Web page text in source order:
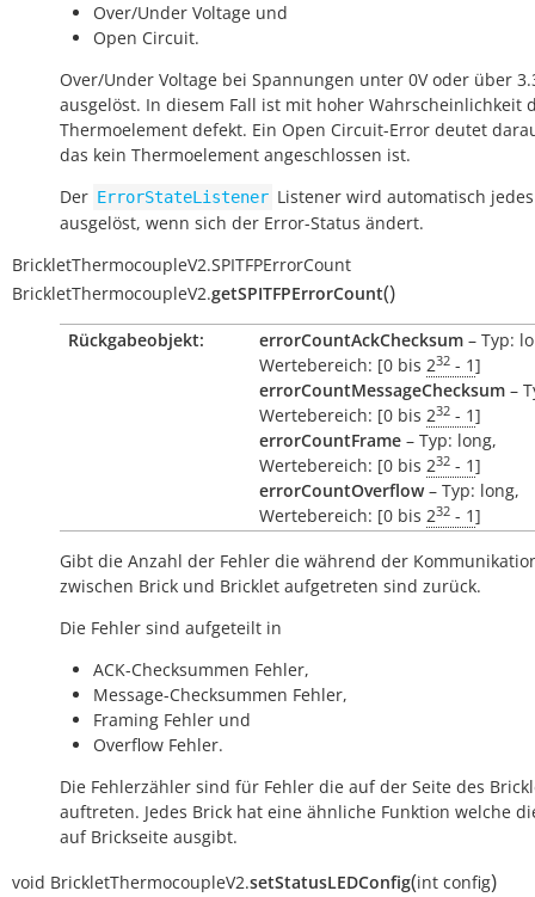
Over/Under Voltage und
Open Circuit.
Over/Under Voltage bei Spannungen unter 0V oder über
ausgelöst. In diesem Fall ist mit hoher Wahrscheinlichkeit
Thermoelement defekt. Ein Open Circuit-Error deutet
das kein Thermoelement angeschlossen ist.
Der ErrorStateListener Listener wird automatisch
ausgelöst, wenn sich der Error-Status ändert.
BrickletThermocoupleV2.SPITFPErrorCount
BrickletThermocoupleV2.getSPITFPErrorCount()
Rückgabeobjekt: errorCountAckChecksum – Typ:
Wertebereich: [0 bis 232 - 1]
errorCountMessageChecksum –
Wertebereich: [0 bis 232 - 1]
errorCountFrame – Typ: long,
Wertebereich: [0 bis 232 - 1]
errorCountOverflow– Typ: long,
Wertebereich: [0 bis 232 - 1]
Gibt die Anzahl der Fehler die während der
zwischen Brick und Bricklet aufgetreten sind zurück.
Die Fehler sind aufgeteilt in
ACK-Checksummen Fehler,
Message-Checksummen Fehler,
Framing Fehler und
Overflow Fehler.
Die Fehlerzähler sind für Fehler die auf der Seite des
auftreten. Jedes Brick hat eine ähnliche Funktion welche
auf Brickseite ausgibt.
void BrickletThermocoupleV2.setStatusLEDConfig(int config)